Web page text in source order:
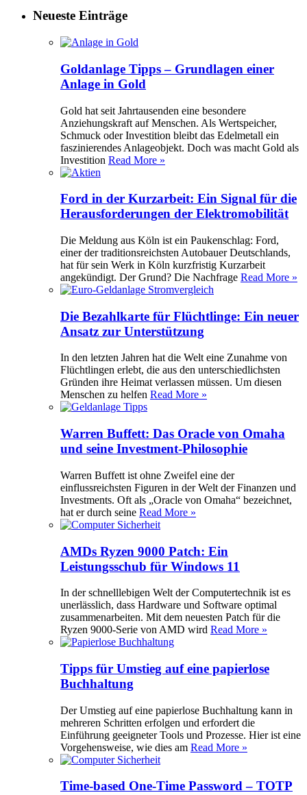
Neueste Einträge
Goldanlage Tipps – Grundlagen einer
Anlage in Gold
Gold hat seit Jahrtausenden eine besondere
Anziehungskraft auf Menschen. Als Wertspeicher,
Schmuck oder Investition bleibt das Edelmetall ein
faszinierendes Anlageobjekt. Doch was macht Gold als
Investition Read More »
Ford in der Kurzarbeit: Ein Signal für die
Herausforderungen der Elektromobilität
Die Meldung aus Köln ist ein Paukenschlag: Ford,
einer der traditionsreichsten Autobauer Deutschlands,
hat für sein Werk in Köln kurzfristig Kurzarbeit
angekündigt. Der Grund? Die Nachfrage Read More »
Die Bezahlkarte für Flüchtlinge: Ein neuer
Ansatz zur Unterstützung
In den letzten Jahren hat die Welt eine Zunahme von
Flüchtlingen erlebt, die aus den unterschiedlichsten
Gründen ihre Heimat verlassen müssen. Um diesen
Menschen zu helfen Read More »
Warren Buffett: Das Oracle von Omaha
und seine Investment-Philosophie
Warren Buffett ist ohne Zweifel eine der
einflussreichsten Figuren in der Welt der Finanzen und
Investments. Oft als „Oracle von Omaha“ bezeichnet,
hat er durch seine Read More »
AMDs Ryzen 9000 Patch: Ein
Leistungsschub für Windows 11
In der schnelllebigen Welt der Computertechnik ist es
unerlässlich, dass Hardware und Software optimal
zusammenarbeiten. Mit dem neuesten Patch für die
Ryzen 9000-Serie von AMD wird Read More »
Tipps für Umstieg auf eine papierlose
Buchhaltung
Der Umstieg auf eine papierlose Buchhaltung kann in
mehreren Schritten erfolgen und erfordert die
Einführung geeigneter Tools und Prozesse. Hier ist eine
Vorgehensweise, wie dies am Read More »
Time-based One-Time Password – TOTP